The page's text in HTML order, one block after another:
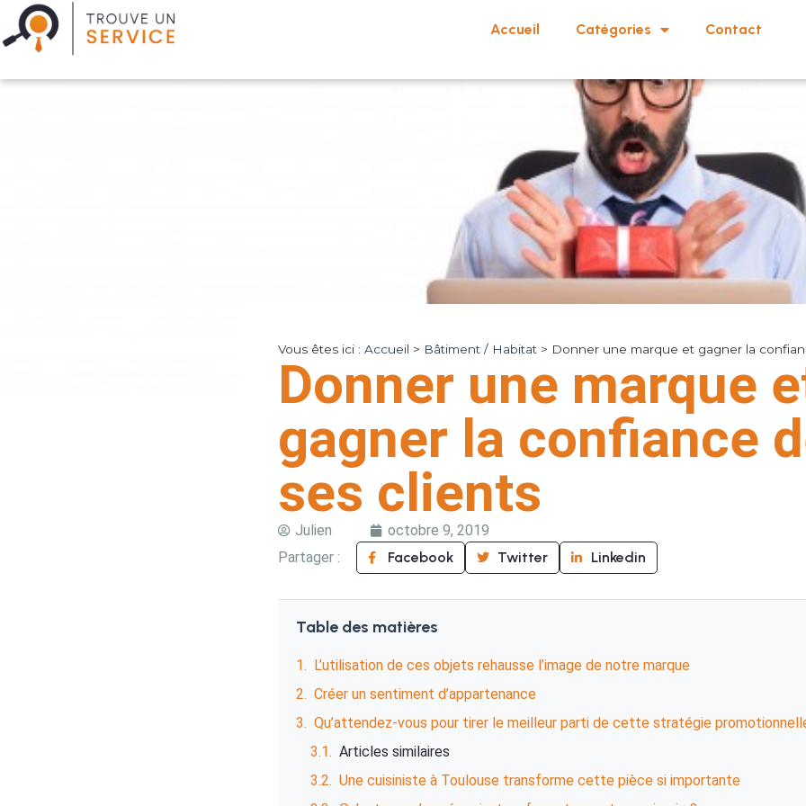
Accueil Catégories Contact
Vous êtes ici : Accueil > Bâtiment / Habitat> Donner une marque et gagner la
Donner une marque
gagner la confiance
ses clients
Julien
octobre 9, 2019
Partager :
Facebook Twitter Linkedin
Table des matières
L’utilisation de ces objets rehausse l’image de notre marque
Créer un sentiment d’appartenance
Qu’attendez-vous pour tirer le meilleur parti de cette stratégie
Articles similaires
Une cuisiniste à Toulouse transforme cette pièce si importante